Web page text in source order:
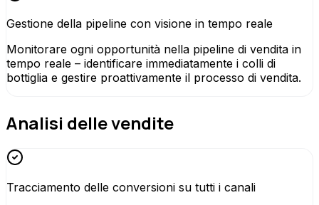
Gestione della pipeline con visione in tempo reale
Monitorare ogni opportunità nella pipeline di vendita in
tempo reale – identificare immediatamente i colli di
bottiglia e gestire proattivamente il processo di vendita.
Analisi delle vendite
Tracciamento delle conversioni su tutti i canali